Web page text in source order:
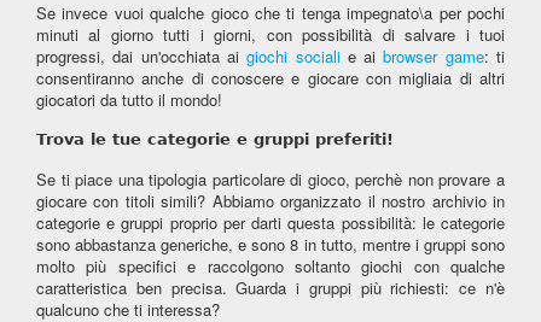
Se invece vuoi qualche gioco che ti tenga impegnato\a per pochi
minuti al giorno tutti i giorni, con possibilità di salvare i tuoi
progressi, dai un'occhiata aigiochi socialie aibrowser game: ti
consentiranno anche di conoscere e giocare con migliaia di altri
giocatori da tutto il mondo!
Trova le tue categorie e gruppi preferiti!
Se ti piace una tipologia particolare di gioco, perchè non provare a
giocare con titoli simili? Abbiamo organizzato il nostro archivio in
categorie e gruppi proprio per darti questa possibilità: le categorie
sono abbastanza generiche, e sono 8 in tutto, mentre i gruppi sono
molto più specifici e raccolgono soltanto giochi con qualche
caratteristica ben precisa. Guarda i gruppi più richiesti: ce n'è
qualcuno che ti interessa?